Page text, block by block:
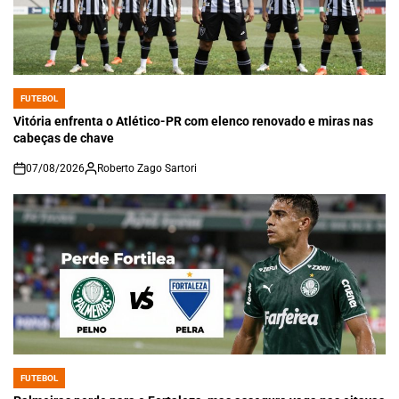
POSTED
IN
FUTEBOL
Vitória enfrenta o Atlético-PR com elenco renovado e miras nas
cabeças de chave
on
07/08/2026 Roberto Zago Sartori
POSTED
IN
FUTEBOL